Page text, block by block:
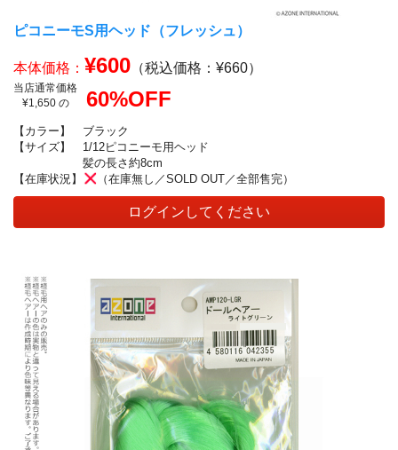
ピコニーモS用ヘッド（フレッシュ）
本体価格： ¥600 （税込価格：¥660）
当店通常価格
¥1,650 の
60%OFF
【カラー】
ブラック
【サイズ】
1/12ピコニーモ用ヘッド
髪の長さ約8cm
【在庫状況】
（在庫無し／SOLD OUT／全部售完）
ログインしてください